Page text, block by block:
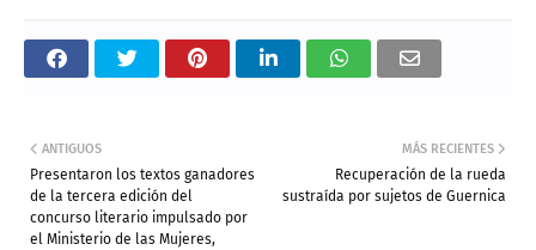
MÁS RECIENTES
Recuperación de la rueda
sustraída por sujetos de Guernica
ANTIGUOS
Presentaron los textos ganadores
de la tercera edición del
concurso literario impulsado por
el Ministerio de las Mujeres,